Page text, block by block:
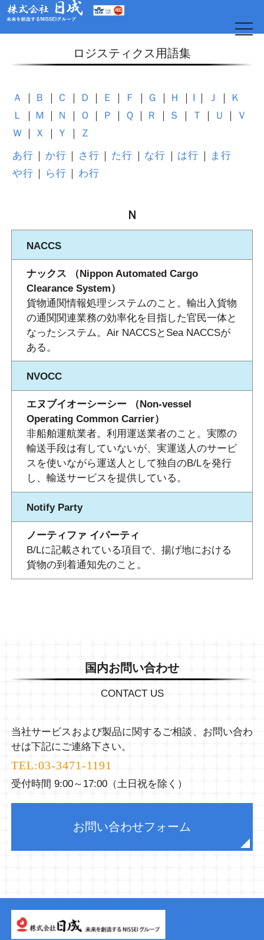
t
o
l
g
ロジスティクス用語集
Ａ Ｂ Ｃ Ｄ Ｅ Ｆ Ｇ Ｈ I Ｊ
Ｋ
Ｌ
Ｍ Ｎ Ｏ Ｐ Ｑ Ｒ Ｓ Ｔ Ｕ
Ｖ
Ｗ
Ｘ Ｙ Ｚ
あ行 か行 さ行 た行 な行 は行
ま行
や行
ら行 わ行
Ｎ
NACCS
ナックス （Nippon Automated Cargo
Clearance System）
貨物通関情報処理システムのこと。輸出入貨物
の通関関連業務の効率化を目指した官民一体と
なったシステム。Air NACCSとSea NACCSが
ある。
NVOCC
エヌブイオーシーシー （Non-vessel
Operating Common Carrier）
非船舶運航業者。利用運送業者のこと。実際の
輸送手段は有していないが、実運送人のサービ
スを使いながら運送人として独自のB/Lを発行
し、輸送サービスを提供している。
Notify Party
ノーティファ イパーティ
B/Lに記載されている項目で、揚げ地における
貨物の到着通知先のこと。
国内お問い合わせ
CONTACT US
当社サービスおよび製品に関するご相談、お問い合わ
せは下記にご連絡下さい。
TEL:03-3471-1191
受付時間 9:00～17:00（土日祝を除く）
お問い合わせフォーム